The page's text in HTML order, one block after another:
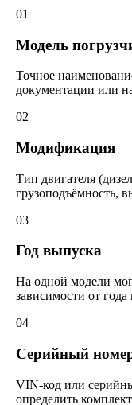
01
Модель
Точное
документации или
02
Модификация
Тип двигателя
грузоподъёмность,
03
Год выпуска
На одной модели
зависимости от года
04
Серийный
VIN-код или
определить